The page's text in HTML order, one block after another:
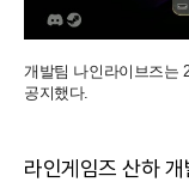
개발팀 나인라이브즈는
공지했다.
라인게임즈 산하